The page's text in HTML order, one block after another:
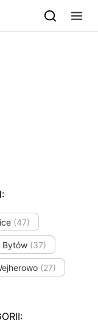
(47)
Bytów (37)
(27)